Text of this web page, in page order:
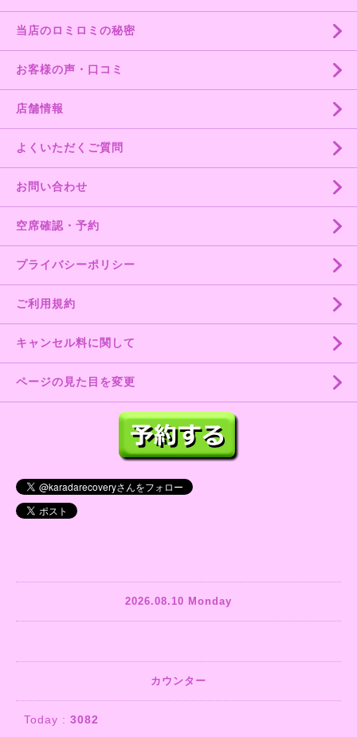
当店のロミロミの秘密
お客様の声・口コミ
店舗情報
よくいただくご質問
お問い合わせ
空席確認・予約
プライバシーポリシー
ご利用規約
キャンセル料に関して
ページの見た目を変更
2026.08.10 Monday
カウンター
Today : 3082